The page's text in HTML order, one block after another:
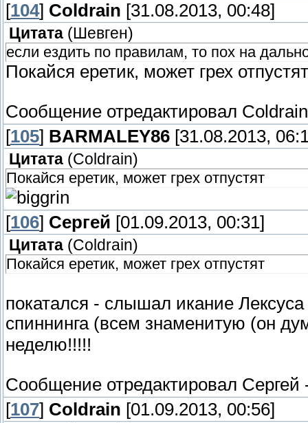
[104] Coldrain [31.08.2013, 00:48]
Цитата ( Шевген)
если ездить по правилам, то пох на
Покайся еретик, может грех отпустят
Сообщение отредактировал Coldrain
[105] BARMALEY86 [31.08.2013,
Цитата (Coldrain)
Покайся еретик, может грех отпустят
[106] Сергей [01.09.2013, 00:31]
Цитата (Coldrain)
Покайся еретик, может грех отпустят
покатался - слышал икание
спиннинга (всем знаменитую (он
неделю!!!!!
Сообщение отредактировал Сергей
[107] Coldrain [01.09.2013, 00:56]